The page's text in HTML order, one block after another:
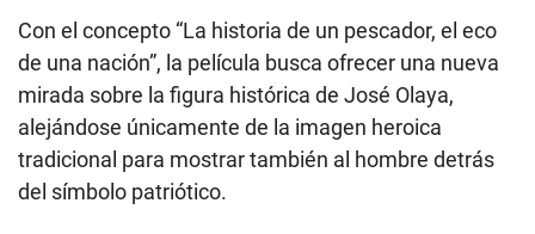
Con el concepto “La historia de un pescador, el eco
de una nación”, la película busca ofrecer una nueva
mirada sobre la figura histórica de José Olaya,
alejándose únicamente de la imagen heroica
tradicional para mostrar también al hombre detrás
del símbolo patriótico.